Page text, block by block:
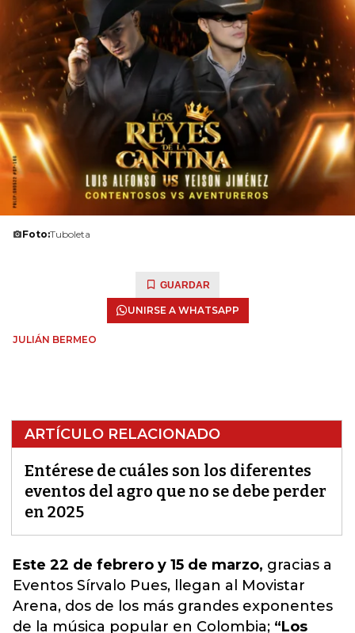
Foto:Tuboleta
GUARDAR
UNIRSE A WHATSAPP
JULIÁN BERMEO
ARTÍCULO RELACIONADO
Entérese de cuáles son los diferentes
eventos del agro que no se debe perder
en 2025
Este 22 de febrero y 15 de marzo, gracias a
Eventos Sírvalo Pues, llegan al Movistar
Arena, dos de los más grandes exponentes
de la música popular en Colombia; “Los